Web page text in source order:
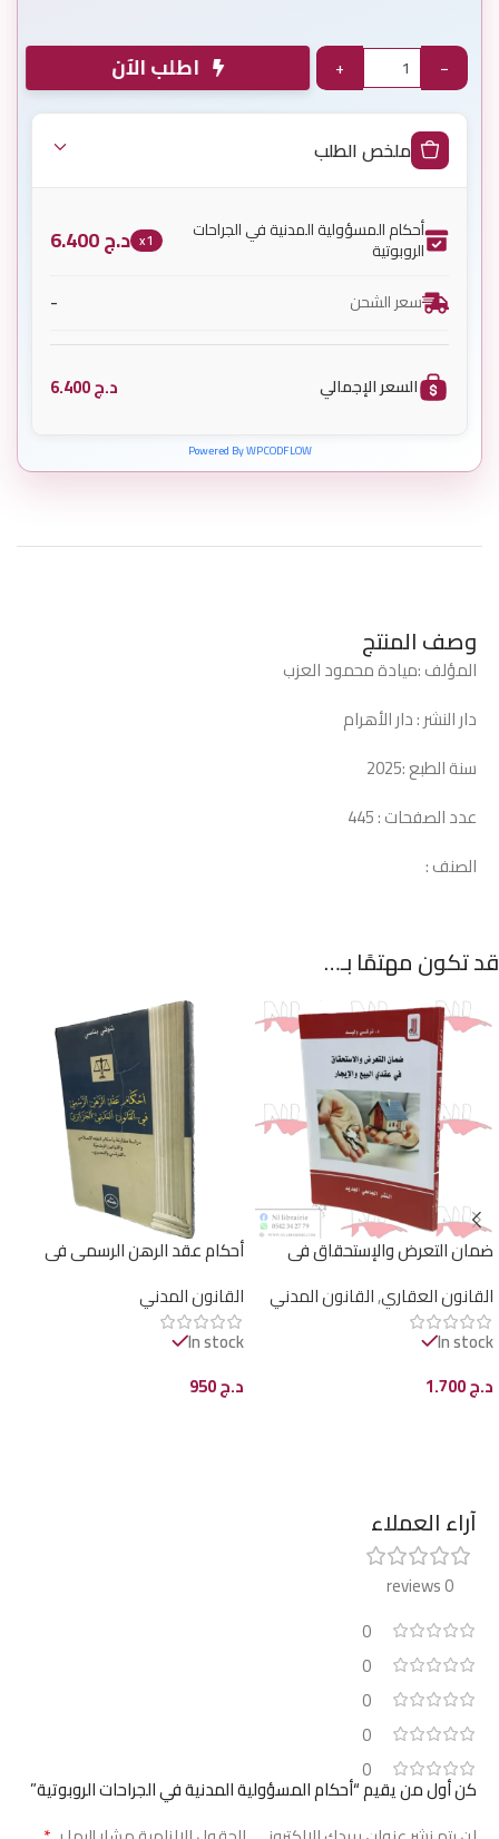
−
+ اطلب الآن
ملخص الطلب
أحكام المسؤولية المدنية في الجراحات
الروبوتية x1 د.ج
سعر الشحن -
السعر الإجمالي د.ج
Powered By WPCODFLOW
وصف المنتج
المؤلف :ميادة محمود العزب
دار النشر : دار الأهرام
سنة الطبع :2025
عدد الصفحات : 445
الصنف :
قد تكون مهتمًا بـ…
ضمان التعرض والإستحقاق في
القانون العقاري,القانون المدني
In stock
د.ج
أحكام عقد الرهن الرسمي في
القانون المدني
In stock
د.ج
آراء العملاء
0 reviews
0
0
0
0
0
كن أول من يقيم “أحكام المسؤولية المدنية في الجراحات الروبوتية”